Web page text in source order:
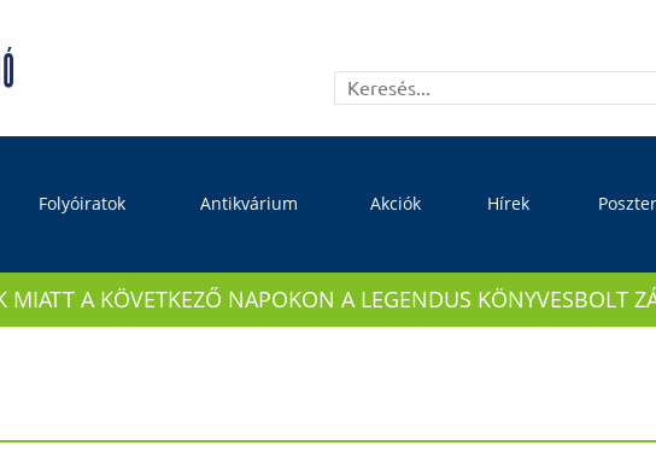
Folyóiratok Antikvárium Akciók Hírek
MIATT A KÖVETKEZŐ NAPOKON A LEGENDUS KÖNYVESBOLT